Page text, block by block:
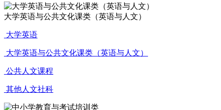
大学英语与公共文化课类（英语与人文）
大学英语
大学英语与公共文化课类（英语与人文）
公共人文课程
其他人文社科